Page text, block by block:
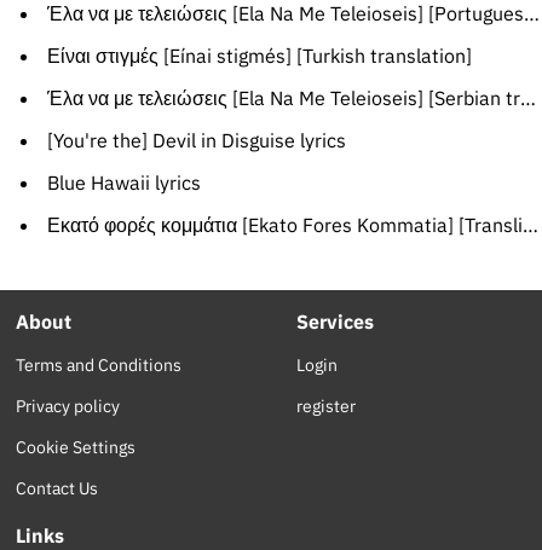
Έλα να με τελειώσεις [Ela Na Me Teleioseis] [Portuguese translation]
Είναι στιγμές [Eínai stigmés] [Turkish translation]
Έλα να με τελειώσεις [Ela Na Me Teleioseis] [Serbian translation]
[You're the] Devil in Disguise lyrics
Blue Hawaii lyrics
Εκατό φορές κομμάτια [Ekato Fores Kommatia] [Transliteration]
About
Terms and Conditions
Privacy policy
Cookie Settings
Contact Us
Services
Login
register
Links